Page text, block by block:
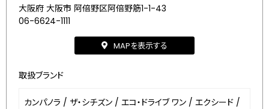
大阪府 大阪市 阿倍野区阿倍野筋1-1-43
06-6624-1111
MAPを表示する
取扱ブランド
カンパノラ / ザ・シチズン / エコ・ドライブ ワン / エクシード /